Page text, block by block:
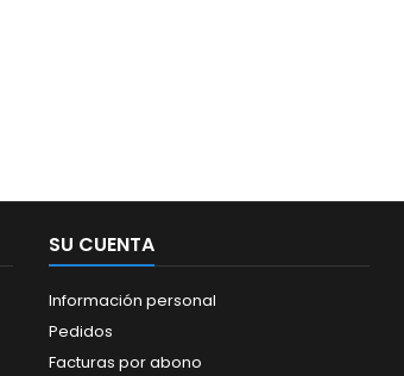
SU CUENTA
Información personal
Pedidos
Facturas por abono